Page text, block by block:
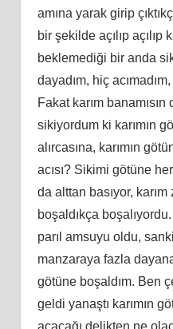
amına yarak girip
bir şekilde açılıp açılıp
beklemediği bir anda
dayadım, hiç
Fakat karım
sikiyordum ki karımın
alırcasına, karımın
acısı? Sikimi götüne
da alttan basıyor, karım
boşaldıkça boşalıyordu.
parıl amsuyu oldu,
manzaraya fazla
götüne boşaldım. Ben
geldi yanaştı karımın
açacağı delikten ne